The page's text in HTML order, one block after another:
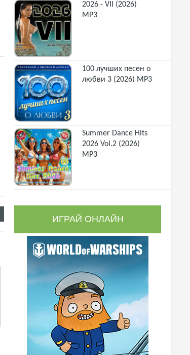
2026 - VII (2026)
MP3
100 лучших песен о
любви 3 (2026) MP3
Summer Dance Hits
2026 Vol.2 (2026)
MP3
ИГРАЙ ОНЛАЙН